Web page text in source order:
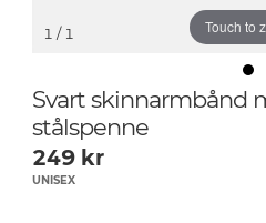
Touch to
1 / 1
Svart skinnarmbånd
stålspenne
249 kr
UNISEX